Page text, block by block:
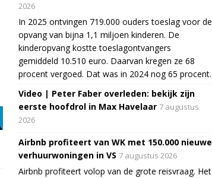
2026
In 2025 ontvingen 719.000 ouders toeslag voor de
opvang van bijna 1,1 miljoen kinderen. De
kinderopvang kostte toeslagontvangers
gemiddeld 10.510 euro. Daarvan kregen ze 68
procent vergoed. Dat was in 2024 nog 65 procent.
Video | Peter Faber overleden: bekijk zijn
eerste hoofdrol in Max Havelaar 7 augustus
2026
Airbnb profiteert van WK met 150.000 nieuwe
verhuurwoningen in VS 7 augustus 2026
Airbnb profiteert volop van de grote reisvraag. Het